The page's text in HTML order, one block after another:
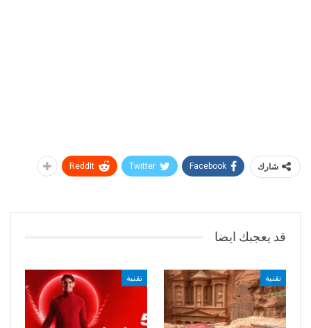
شارك Facebook
Twitter
ReddIt
قد يعجبك ايضا
تقنية تقنية